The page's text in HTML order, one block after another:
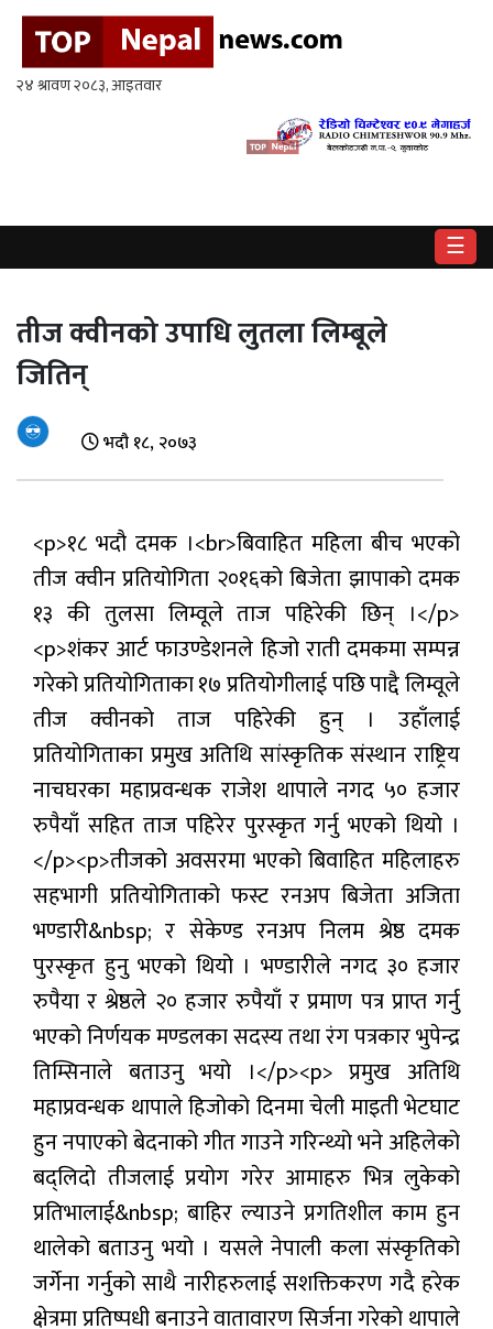
☰
गृहपृष्ठ
खेलकुद
विश्व
बिचार
/
स्वास्थ्य
जापान
English
तीज क्वीनको उपाधि लुतला लिम्बूले
जितिन्
भदौ १८, २०७३
<p>१८ भदौ दमक ।<br>बिवाहित महिला बीच भएको
तीज क्वीन प्रतियोगिता २०१६को बिजेता झापाको दमक
१३ की तुलसा लिम्वूले ताज पहिरेकी छिन् ।</p>
<p>शंकर आर्ट फाउण्डेशनले हिजो राती दमकमा सम्पन्न
गरेको प्रतियोगिताका १७ प्रतियोगीलाई पछि पाद्दै लिम्वूले
तीज क्वीनको ताज पहिरेकी हुन् । उहाँलाई
प्रतियोगिताका प्रमुख अतिथि सांस्कृतिक संस्थान राष्ट्रिय
नाचघरका महाप्रवन्धक राजेश थापाले नगद ५० हजार
रुपैयाँ सहित ताज पहिरेर पुरस्कृत गर्नु भएको थियो ।
</p><p>तीजको अवसरमा भएको बिवाहित महिलाहरु
सहभागी प्रतियोगिताको फस्ट रनअप बिजेता अजिता
भण्डारी&nbsp; र सेकेण्ड रनअप निलम श्रेष्ठ दमक
पुरस्कृत हुनु भएको थियो । भण्डारीले नगद ३० हजार
रुपैया र श्रेष्ठले २० हजार रुपैयाँ र प्रमाण पत्र प्राप्त गर्नु
भएको निर्णयक मण्डलका सदस्य तथा रंग पत्रकार भुपेन्द्र
तिम्सिनाले बताउनु भयो ।</p><p> प्रमुख अतिथि
महाप्रवन्धक थापाले हिजोको दिनमा चेली माइती भेटघाट
हुन नपाएको बेदनाको गीत गाउने गरिन्थ्यो भने अहिलेको
बद्लिदो तीजलाई प्रयोग गरेर आमाहरु भित्र लुकेको
प्रतिभालाई&nbsp; बाहिर ल्याउने प्रगतिशील काम हुन
थालेको बताउनु भयो । यसले नेपाली कला संस्कृतिको
जर्गेना गर्नुको साथै नारीहरुलाई सशक्तिकरण गदै हरेक
क्षेत्रमा प्रतिष्पधी बनाउने वातावारण सिर्जना गरेको थापाले